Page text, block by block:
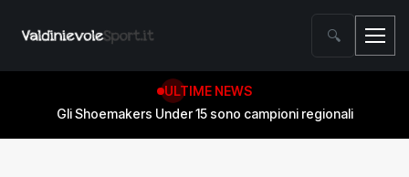
🔍
ULTIME NEWS
Gli Shoemakers Under 15 sono campioni regionali